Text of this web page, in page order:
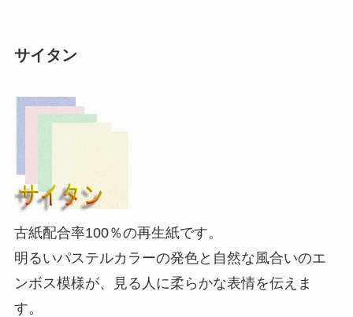
サイタン
古紙配合率100％の再生紙です。
明るいパステルカラーの発色と自然な風合いのエ
ンボス模様が、見る人に柔らかな表情を伝えま
す。